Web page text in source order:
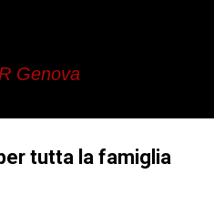
Genova
tutta la famiglia